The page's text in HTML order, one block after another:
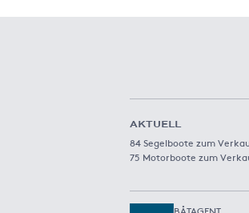
AKTUELL
84 Segelboote zum
75 Motorboote zum
BÅTAGENT